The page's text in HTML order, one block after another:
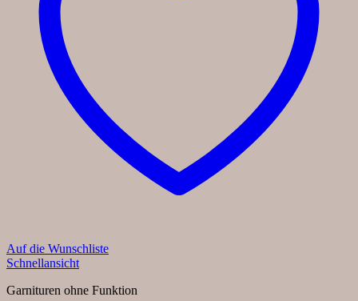
Auf die Wunschliste
Schnellansicht
Garnituren ohne Funktion